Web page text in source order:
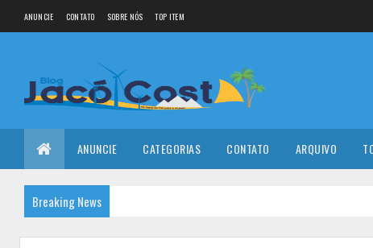
ANUNCIE CONTATO SOBRE NÓS TOP ITEM
ANUNCIE CATEGORIAS CONTATO ARQUIVO
Breaking News